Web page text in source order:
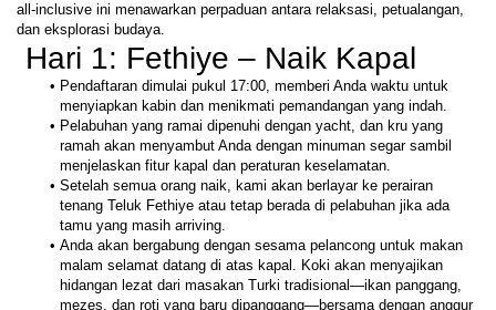
all-inclusive ini menawarkan perpaduan antara relaksasi, petualangan,
dan eksplorasi budaya.
Hari 1: Fethiye – Naik Kapal
Pendaftaran dimulai pukul 17:00, memberi Anda waktu untuk
menyiapkan kabin dan menikmati pemandangan yang indah.
Pelabuhan yang ramai dipenuhi dengan yacht, dan kru yang
ramah akan menyambut Anda dengan minuman segar sambil
menjelaskan fitur kapal dan peraturan keselamatan.
Setelah semua orang naik, kami akan berlayar ke perairan
tenang Teluk Fethiye atau tetap berada di pelabuhan jika ada
tamu yang masih arriving.
Anda akan bergabung dengan sesama pelancong untuk makan
malam selamat datang di atas kapal. Koki akan menyajikan
hidangan lezat dari masakan Turki tradisional—ikan panggang,
mezes, dan roti yang baru dipanggang—bersama dengan anggur